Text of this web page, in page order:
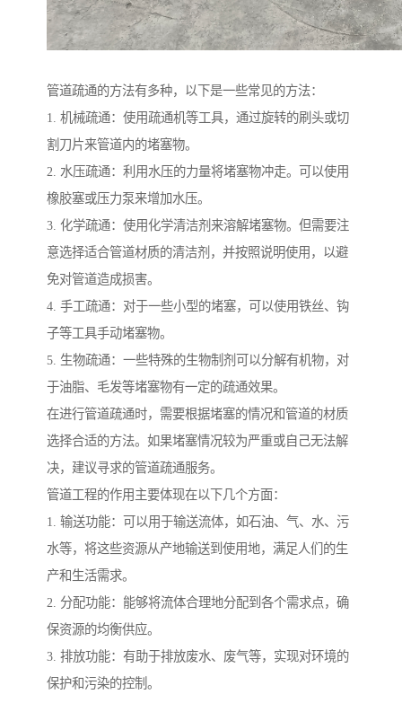
管道疏通的方法有多种，以下是一些常见的方法：
1. 机械疏通：使用疏通机等工具，通过旋转的刷头或切
割刀片来管道内的堵塞物。
2. 水压疏通：利用水压的力量将堵塞物冲走。可以使用
橡胶塞或压力泵来增加水压。
3. 化学疏通：使用化学清洁剂来溶解堵塞物。但需要注
意选择适合管道材质的清洁剂，并按照说明使用，以避
免对管道造成损害。
4. 手工疏通：对于一些小型的堵塞，可以使用铁丝、钩
子等工具手动堵塞物。
5. 生物疏通：一些特殊的生物制剂可以分解有机物，对
于油脂、毛发等堵塞物有一定的疏通效果。
在进行管道疏通时，需要根据堵塞的情况和管道的材质
选择合适的方法。如果堵塞情况较为严重或自己无法解
决，建议寻求的管道疏通服务。
管道工程的作用主要体现在以下几个方面：
1. 输送功能：可以用于输送流体，如石油、气、水、污
水等，将这些资源从产地输送到使用地，满足人们的生
产和生活需求。
2. 分配功能：能够将流体合理地分配到各个需求点，确
保资源的均衡供应。
3. 排放功能：有助于排放废水、废气等，实现对环境的
保护和污染的控制。